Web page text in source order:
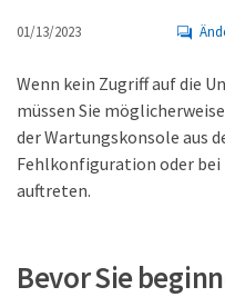
01/13/2023
Wenn kein Zugriff auf die
müssen Sie
der Wartungskonsole aus
Fehlkonfiguration oder
auftreten.
Bevor Sie